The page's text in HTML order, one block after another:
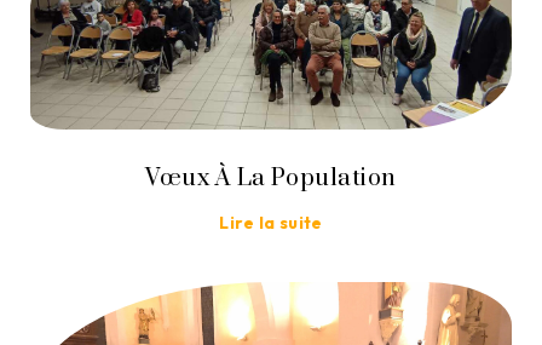
Vœux À La Population
Lire la suite